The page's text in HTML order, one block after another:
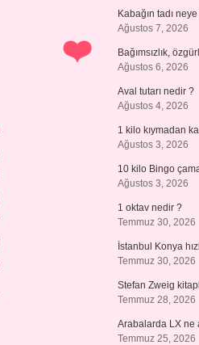
Kabağın tadı
Ağustos 7, 2026
Bağımsızlık,
Ağustos 6, 2026
Aval tutarı nedir ?
Ağustos 4, 2026
1 kilo kıymadan
Ağustos 3, 2026
10 kilo Bingo
Ağustos 3, 2026
1 oktav nedir ?
Temmuz 30, 2026
İstanbul Konya
Temmuz 30, 2026
Stefan Zweig
Temmuz 28, 2026
Arabalarda LX ne
Temmuz 25, 2026